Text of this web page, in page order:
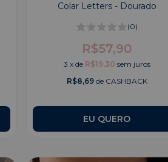
Colar Letters - Dourado
(0)
R$57,90
3 x de R$19,30 sem juros
R$8,69de CASHBACK
EU QUERO